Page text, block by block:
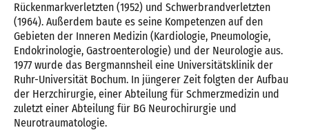
Rückenmarkverletzten (1952) und Schwerbrandverletzten
(1964). Außerdem baute es seine Kompetenzen auf den
Gebieten der Inneren Medizin (Kardiologie, Pneumologie,
Endokrinologie, Gastroenterologie) und der Neurologie aus.
1977 wurde das Bergmannsheil eine Universitätsklinik der
Ruhr-Universität Bochum. In jüngerer Zeit folgten der Aufbau
der Herzchirurgie, einer Abteilung für Schmerzmedizin und
zuletzt einer Abteilung für BG Neurochirurgie und
Neurotraumatologie.